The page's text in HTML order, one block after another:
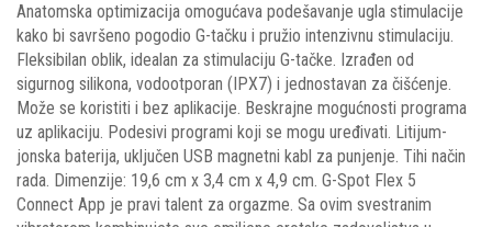
Anatomska optimizacija omogućava podešavanje ugla stimulacije
kako bi savršeno pogodio G-tačku i pružio intenzivnu stimulaciju.
Fleksibilan oblik, idealan za stimulaciju G-tačke. Izrađen od
sigurnog silikona, vodootporan (IPX7) i jednostavan za čišćenje.
Može se koristiti i bez aplikacije. Beskrajne mogućnosti programa
uz aplikaciju. Podesivi programi koji se mogu uređivati. Litijum-
jonska baterija, uključen USB magnetni kabl za punjenje. Tihi način
rada. Dimenzije: 19,6 cm x 3,4 cm x 4,9 cm. G-Spot Flex 5
Connect App je pravi talent za orgazme. Sa ovim svestranim